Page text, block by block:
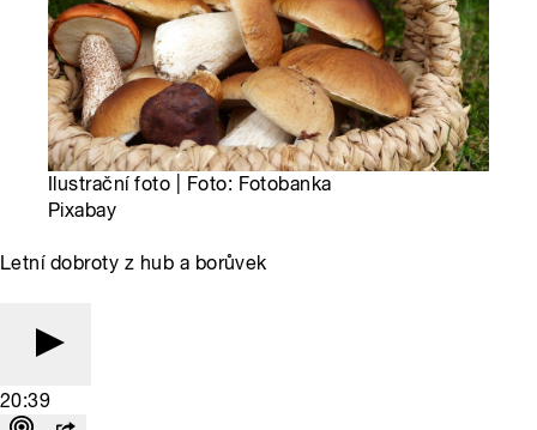
Ilustrační foto | Foto: Fotobanka
Pixabay
Letní dobroty z hub a borůvek
20:39